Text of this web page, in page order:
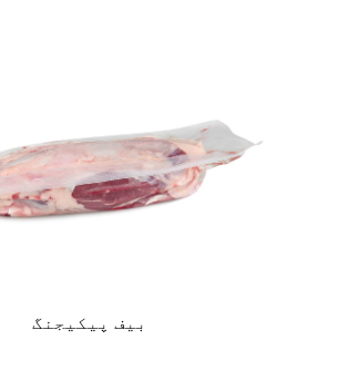
بیف پیکیجنگ